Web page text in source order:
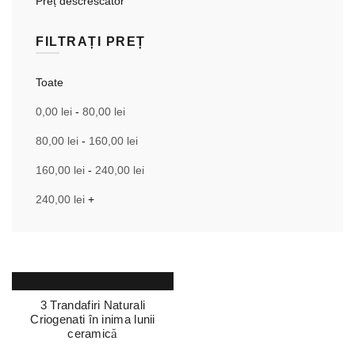
FILTRAȚI PREȚ
Toate
0,00 lei - 80,00 lei
80,00 lei - 160,00 lei
160,00 lei - 240,00 lei
240,00 lei +
3 Trandafiri Naturali
Criogenati în inima lunii
ceramică